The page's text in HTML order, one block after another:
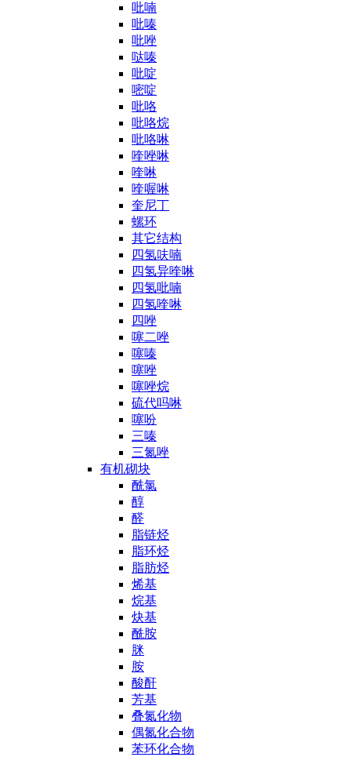
吡喃
吡嗪
吡唑
哒嗪
吡啶
嘧啶
吡咯
吡咯烷
吡咯啉
喹唑啉
喹啉
喹喔啉
奎尼丁
螺环
其它结构
四氢呋喃
四氢异喹啉
四氢吡喃
四氢喹啉
四唑
噻二唑
噻嗪
噻唑
噻唑烷
硫代吗啉
噻吩
三嗪
三氮唑
有机砌块
酰氯
醇
醛
脂链烃
脂环烃
脂肪烃
烯基
烷基
炔基
酰胺
脒
胺
酸酐
芳基
叠氮化物
偶氮化合物
苯环化合物